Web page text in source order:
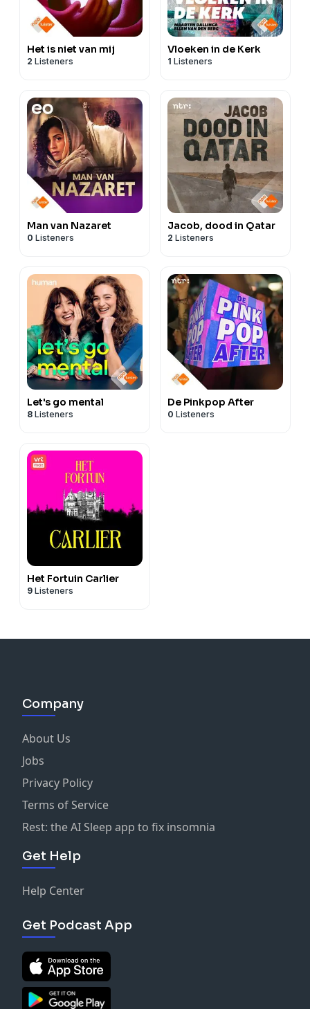
Het is niet van mij
2 Listeners
Vloeken in de Kerk
1 Listeners
Man van Nazaret
0 Listeners
Jacob, dood in Qatar
2 Listeners
Let's go mental
8 Listeners
De Pinkpop After
0 Listeners
Het Fortuin Carlier
9 Listeners
Company
About Us
Jobs
Privacy Policy
Terms of Service
Rest: the AI Sleep app to fix insomnia
Get Help
Help Center
Get Podcast App